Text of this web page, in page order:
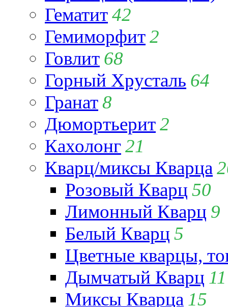
Гематит42
Гемиморфит2
Говлит 68
Горный Хрусталь 64
Гранат8
Дюмортьерит2
Кахолонг21
Кварц/миксы Кварца
Розовый Кварц 50
Лимонный Кварц 9
Белый Кварц 5
Цветные кварцы,
Дымчатый Кварц 11
Миксы Кварца 15